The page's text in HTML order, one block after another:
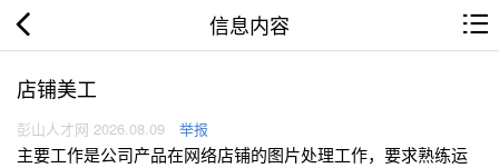
信息内容
店铺美工
彭山人才网 2026.08.09 举报
主要工作是公司产品在网络店铺的图片处理工作，要求熟练运